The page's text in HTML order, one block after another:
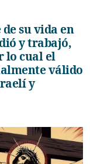
y trabajó,
lo cual el
válido
y